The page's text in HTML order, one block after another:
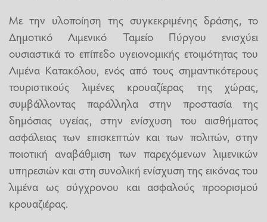
Με την υλοποίηση της συγκεκριμένης δράσης, το
Δημοτικό Λιμενικό Ταμείο Πύργου ενισχύει
ουσιαστικά το επίπεδο υγειονομικής ετοιμότητας του
Λιμένα Κατακόλου, ενός από τους σημαντικότερους
τουριστικούς λιμένες κρουαζίερας της χώρας,
συμβάλλοντας παράλληλα στην προστασία της
δημόσιας υγείας, στην ενίσχυση του αισθήματος
ασφάλειας των επισκεπτών και των πολιτών, στην
ποιοτική αναβάθμιση των παρεχόμενων λιμενικών
υπηρεσιών και στη συνολική ενίσχυση της εικόνας του
λιμένα ως σύγχρονου και ασφαλούς προορισμού
κρουαζιέρας.